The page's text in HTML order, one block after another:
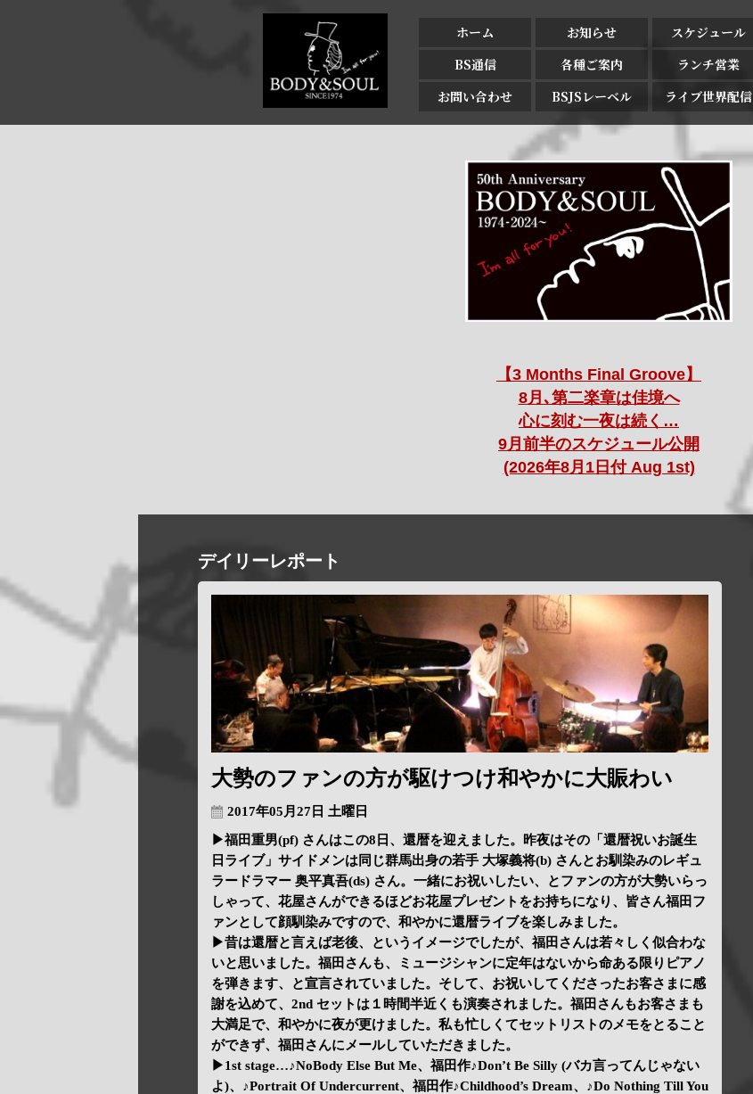
ホーム お知らせ スケジュール
BS通信
各種ご案内 ランチ営業
お問い合わせ
BSJSレーベル ライブ世界配信
【3 Months Final Groove】
8月､第二楽章は佳境へ
心に刻む一夜は続く…
9月前半のスケジュール公開
(2026年8月1日付 Aug 1st)
デイリーレポート
大勢のファンの方が駆けつけ和やかに大賑わい
2017年05月27日 土曜日
▶福田重男(pf) さんはこの8日、還暦を迎えました。昨夜はその「還暦祝いお誕生
日ライブ」サイドメンは同じ群馬出身の若手 大塚義将(b) さんとお馴染みのレギュ
ラードラマー 奥平真吾(ds) さん。一緒にお祝いしたい、とファンの方が大勢いらっ
しゃって、花屋さんができるほどお花屋プレゼントをお持ちになり、皆さん福田フ
ァンとして顔馴染みですので、和やかに還暦ライブを楽しみました。
▶昔は還暦と言えば老後、というイメージでしたが、福田さんは若々しく似合わな
いと思いました。福田さんも、ミュージシャンに定年はないから命ある限りピアノ
を弾きます、と宣言されていました。そして、お祝いしてくださったお客さまに感
謝を込めて、2nd セットは１時間半近くも演奏されました。福田さんもお客さまも
大満足で、和やかに夜が更けました。私も忙しくてセットリストのメモをとること
ができず、福田さんにメールしていただきました。
▶1st stage…♪NoBody Else But Me、福田作♪Don’t Be Silly (バカ言ってんじゃない
よ)、♪Portrait Of Undercurrent、福田作♪Childhood’s Dream、♪Do Nothing Till You